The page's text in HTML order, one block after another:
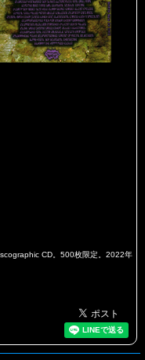
CD。500枚限定。2022年